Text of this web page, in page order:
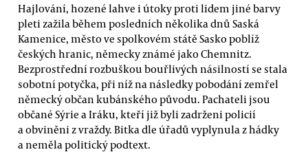
Hajlování, hozené lahve i útoky proti lidem jiné barvy
pleti zažila během posledních několika dnů Saská
Kamenice, město ve spolkovém státě Sasko poblíž
českých hranic, německy známé jako Chemnitz.
Bezprostřední rozbuškou bouřlivých násilností se stala
sobotní potyčka, při níž na následky pobodání zemřel
německý občan kubánského původu. Pachateli jsou
občané Sýrie a Iráku, kteří již byli zadrženi policií
a obviněni z vraždy. Bitka dle úřadů vyplynula z hádky
a neměla politický podtext.